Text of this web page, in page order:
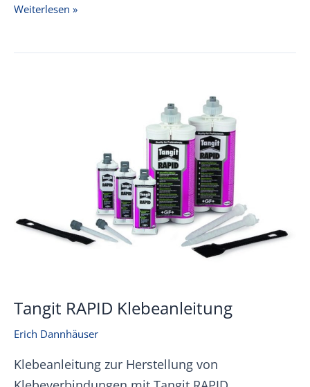
Tangit
Klebeanleitung
Weiterlesen »
Tangit RAPID Klebeanleitung
Erich Dannhäuser
Klebeanleitung zur Herstellung von